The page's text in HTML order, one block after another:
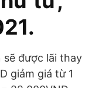
sẽ được lãi thay
giảm giá từ 1